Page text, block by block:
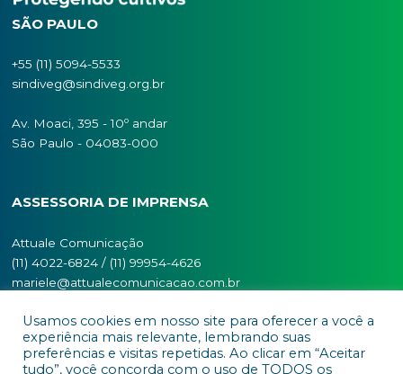
bem-estar da colônia significa menor gasto
com consequente maior estoque da energia que
na forma de mel. Menor taxa de abandono e
colônias significam maior sucesso na atividade de
You must be logged in
Usamos cookies em nosso site para oferecer a você a
experiência mais relevante, lembrando suas
preferências e visitas repetidas. Ao clicar em “Aceitar
tudo”, você concorda com o uso de TODOS os